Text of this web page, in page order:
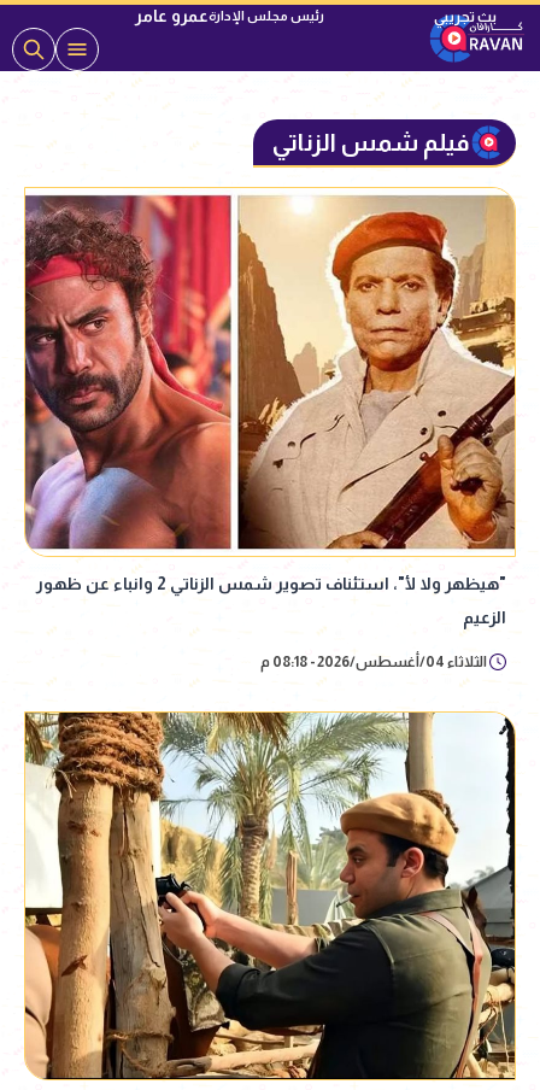
رئيس مجلس الإدارةعمرو عامر
فيلم شمس الزناتي
"هيظهر ولا لأ"، استئناف تصوير شمس الزناتي 2 وانباء عن ظهور
الزعيم
الثلاثاء 04/أغسطس/2026 - 08:18 م